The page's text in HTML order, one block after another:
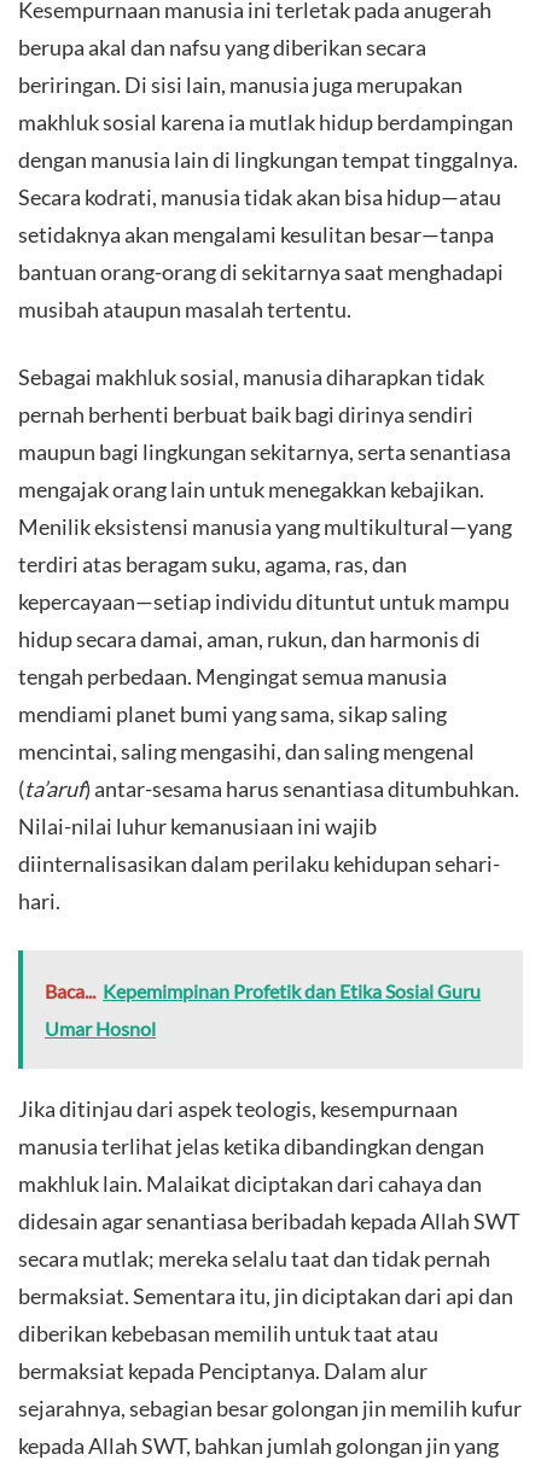
Kesempurnaan manusia ini terletak pada anugerah
berupa akal dan nafsu yang diberikan secara
beriringan. Di sisi lain, manusia juga merupakan
makhluk sosial karena ia mutlak hidup berdampingan
dengan manusia lain di lingkungan tempat tinggalnya.
Secara kodrati, manusia tidak akan bisa hidup—atau
setidaknya akan mengalami kesulitan besar—tanpa
bantuan orang-orang di sekitarnya saat menghadapi
musibah ataupun masalah tertentu.
​Sebagai makhluk sosial, manusia diharapkan tidak
pernah berhenti berbuat baik bagi dirinya sendiri
maupun bagi lingkungan sekitarnya, serta senantiasa
mengajak orang lain untuk menegakkan kebajikan.
Menilik eksistensi manusia yang multikultural—yang
terdiri atas beragam suku, agama, ras, dan
kepercayaan—setiap individu dituntut untuk mampu
hidup secara damai, aman, rukun, dan harmonis di
tengah perbedaan. Mengingat semua manusia
mendiami planet bumi yang sama, sikap saling
mencintai, saling mengasihi, dan saling mengenal
(ta’aruf) antar-sesama harus senantiasa ditumbuhkan.
Nilai-nilai luhur kemanusiaan ini wajib
diinternalisasikan dalam perilaku kehidupan sehari-
hari.
Baca... Kepemimpinan Profetik dan Etika Sosial Guru
Umar Hosnol
​Jika ditinjau dari aspek teologis, kesempurnaan
manusia terlihat jelas ketika dibandingkan dengan
makhluk lain. Malaikat diciptakan dari cahaya dan
didesain agar senantiasa beribadah kepada Allah SWT
secara mutlak; mereka selalu taat dan tidak pernah
bermaksiat. Sementara itu, jin diciptakan dari api dan
diberikan kebebasan memilih untuk taat atau
bermaksiat kepada Penciptanya. Dalam alur
sejarahnya, sebagian besar golongan jin memilih kufur
kepada Allah SWT, bahkan jumlah golongan jin yang